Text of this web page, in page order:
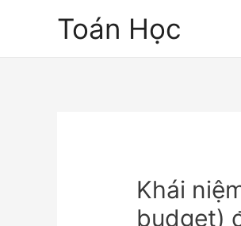
Toán Học
Khái
budget)